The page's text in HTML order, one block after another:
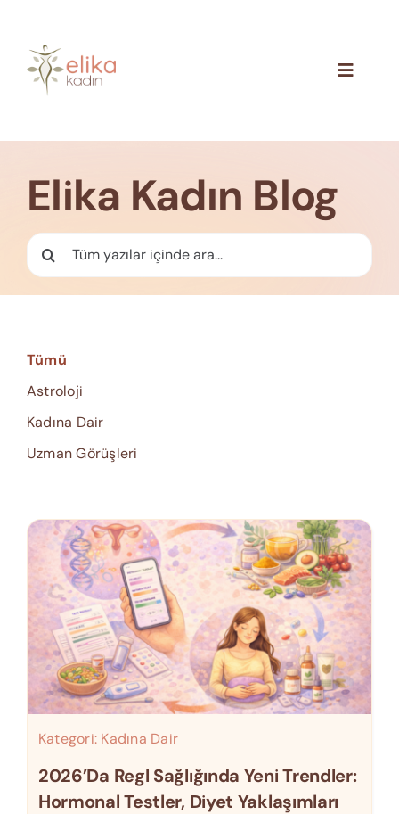
content
Toggle
İletişim
Elika Kadın Blog
Ara:
Tümü
Astroloji
Kadına Dair
Uzman Görüşleri
Kategori: Kadına Dair
2026’da Regl Sağlığında Yeni Trendler:
Hormonal Testler, Diyet Yaklaşımları